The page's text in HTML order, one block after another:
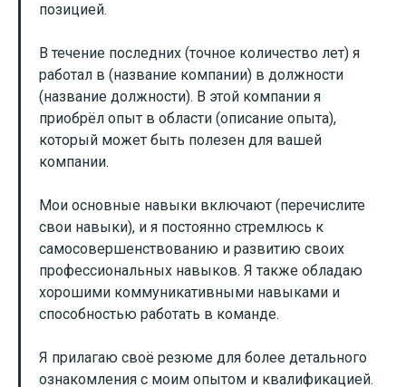
позицией.
В течение последних (точное количество лет) я
работал в (название компании) в должности
(название должности). В этой компании я
приобрёл опыт в области (описание опыта),
который может быть полезен для вашей
компании.
Мои основные навыки включают (перечислите
свои навыки), и я постоянно стремлюсь к
самосовершенствованию и развитию своих
профессиональных навыков. Я также обладаю
хорошими коммуникативными навыками и
способностью работать в команде.
Я прилагаю своё резюме для более детального
ознакомления с моим опытом и квалификацией.